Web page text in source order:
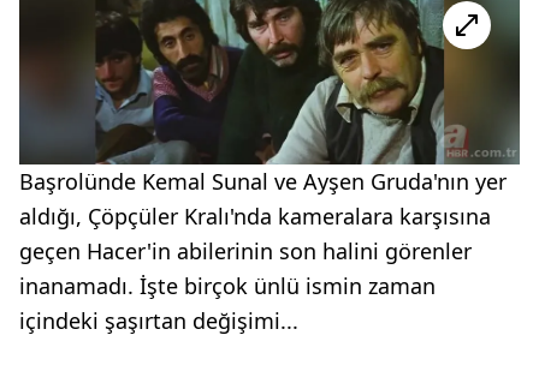
Başrolünde Kemal Sunal ve Ayşen Gruda'nın yer
aldığı, Çöpçüler Kralı'nda kameralara karşısına
geçen Hacer'in abilerinin son halini görenler
inanamadı. İşte birçok ünlü ismin zaman
içindeki şaşırtan değişimi...